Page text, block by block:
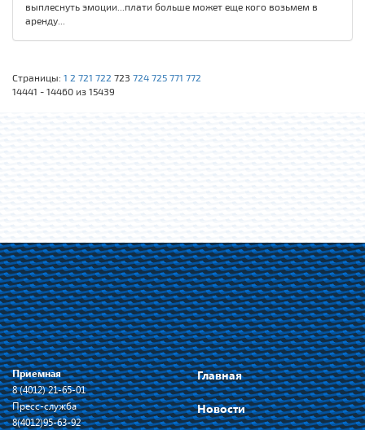
выплеснуть эмоции...плати больше может еще кого возьмем в
аренду...
Страницы: 1 2 721 722 723 724 725 771 772
14441 - 14460 из 15439
Приемная
8 (4012) 21-65-01
Пресс-служба
8(4012)95-63-92
Главная
Новости